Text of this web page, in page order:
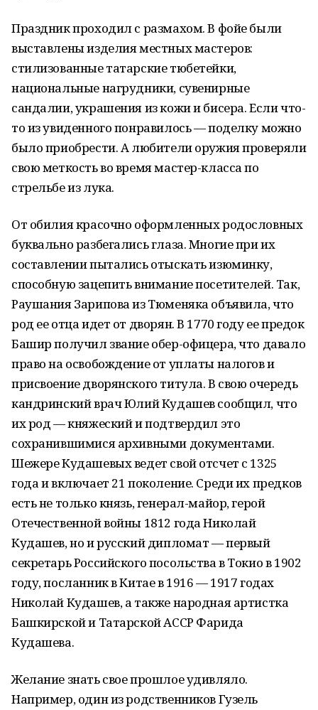
Праздник проходил с размахом. В фойе были
выставлены изделия местных мастеров:
стилизованные татарские тюбетейки,
национальные нагрудники, сувенирные
сандалии, украшения из кожи и бисера. Если что-
то из увиденного понравилось — поделку можно
было приобрести. А любители оружия проверяли
свою меткость во время мастер-класса по
стрельбе из лука.
От обилия красочно оформленных родословных
буквально разбегались глаза. Многие при их
составлении пытались отыскать изюминку,
способную зацепить внимание посетителей. Так,
Раушания Зарипова из Тюменяка объявила, что
род ее отца идет от дворян. В 1770 году ее предок
Башир получил звание обер-офицера, что давало
право на освобождение от уплаты налогов и
присвоение дворянского титула. В свою очередь
кандринский врач Юлий Кудашев сообщил, что
их род — княжеский и подтвердил это
сохранившимися архивными документами.
Шежере Кудашевых ведет свой отсчет с 1325
года и включает 21 поколение. Среди их предков
есть не только князь, генерал-майор, герой
Отечественной войны 1812 года Николай
Кудашев, но и русский дипломат — первый
секретарь Российского посольства в Токио в 1902
году, посланник в Китае в 1916 — 1917 годах
Николай Кудашев, а также народная артистка
Башкирской и Татарской АССР Фарида
Кудашева.
Желание знать свое прошлое удивляло.
Например, один из родственников Гузель